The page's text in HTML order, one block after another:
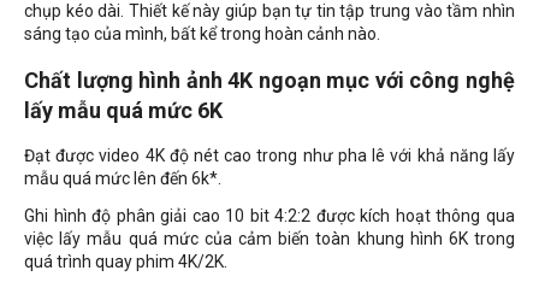
chụp kéo dài. Thiết kế này giúp bạn tự tin tập trung vào tầm nhìn
sáng tạo của mình, bất kể trong hoàn cảnh nào.
Chất lượng hình ảnh 4K ngoạn mục với công nghệ
lấy mẫu quá mức 6K
Đạt được video 4K độ nét cao trong như pha lê với khả năng lấy
mẫu quá mức lên đến 6k*.
Ghi hình độ phân giải cao 10 bit 4:2:2 được kích hoạt thông qua
việc lấy mẫu quá mức của cảm biến toàn khung hình 6K trong
quá trình quay phim 4K/2K.